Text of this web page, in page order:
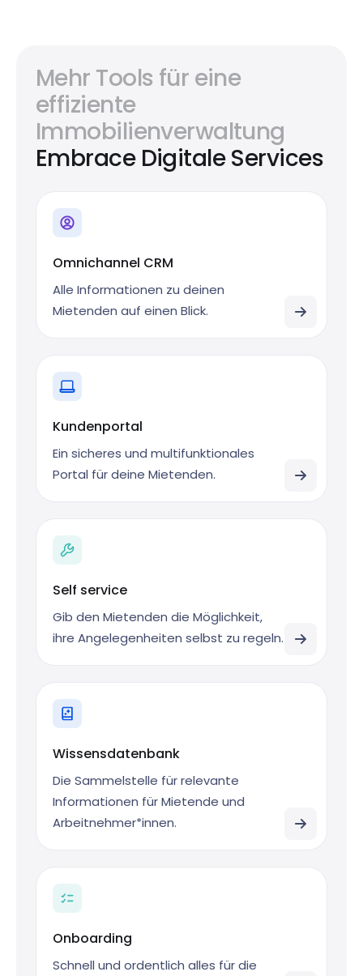
Mehr Tools für eine
effiziente
Immobilienverwaltung
Embrace Digitale Services
Omnichannel CRM
Alle Informationen zu deinen
Mietenden auf einen Blick.
Kundenportal
Ein sicheres und multifunktionales
Portal für deine Mietenden.
Self service
Gib den Mietenden die Möglichkeit,
ihre Angelegenheiten selbst zu regeln.
Wissensdatenbank
Die Sammelstelle für relevante
Informationen für Mietende und
Arbeitnehmer*innen.
Onboarding
Schnell und ordentlich alles für die